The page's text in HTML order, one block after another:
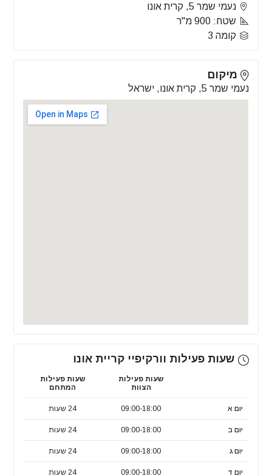
נעמי שמר 5, קרית אונו
שטח: 900 מ"ר
קומה 3
מיקום
נעמי שמר 5, קרית אונו, ישראל
שעות פעילות וורקיפיי קריית אונו
שעות פעילות
הצוות
שעות פעילות
המתחם
יום א 09:00-18:00 24 שעות
יום ב 09:00-18:00 24 שעות
יום ג 09:00-18:00 24 שעות
יום ד 09:00-18:00 24 שעות